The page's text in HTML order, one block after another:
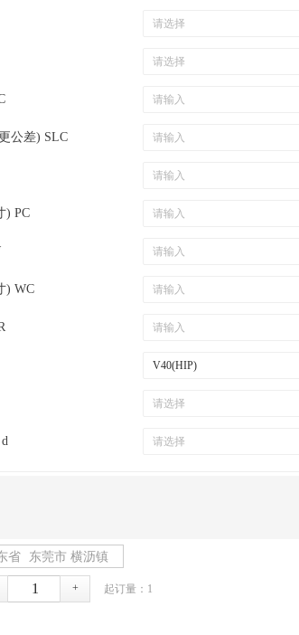
公差) SLC
) PC
) WC
省 东莞市 横沥镇
+ 起订量： 1